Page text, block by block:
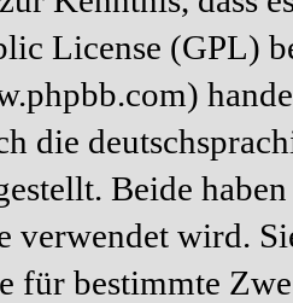
License (GPL)
die
Beide
verwendet wird.
für bestimmte